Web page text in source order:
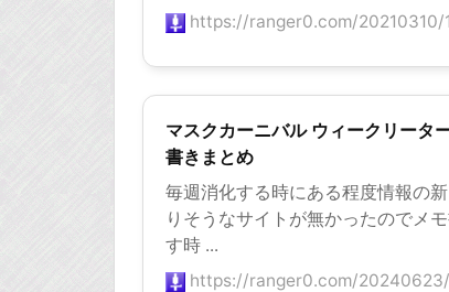
https://ranger0.com/20210310/
マスクカーニバル ウィークリータ
書きまとめ
毎週消化する時にある程度情報の
りそうなサイトが無かったのでメ
す時 ...
https://ranger0.com/